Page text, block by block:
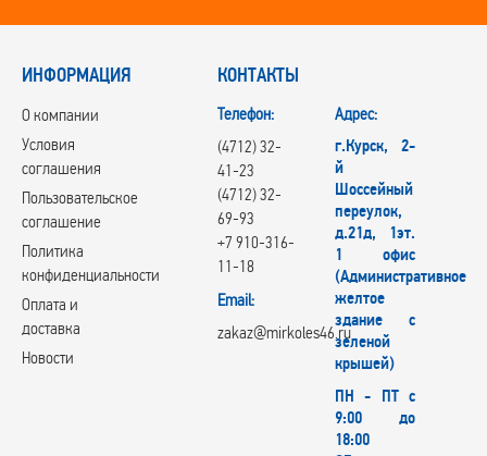
ИНФОРМАЦИЯ
О компании
Условия
соглашения
Пользовательское
соглашение
Политика
конфиденциальности
Оплата и
доставка
Новости
КОНТАКТЫ
Телефон:
(4712) 32-
41-23
(4712) 32-
69-93
+7 910-316-
11-18
Email:
zakaz@mirkoles46.ru
Адрес:
г.Курск, 2-
й
Шоссейный
переулок,
д.21д, 1эт.
1 офис
(Административное
желтое
здание с
зеленой
крышей)
ПН - ПТ с
9:00 до
18:00